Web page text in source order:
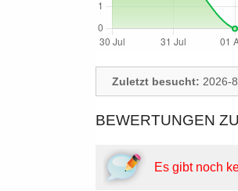
Zuletzt besucht: 2026-
BEWERTUNGEN
Es gibt noch